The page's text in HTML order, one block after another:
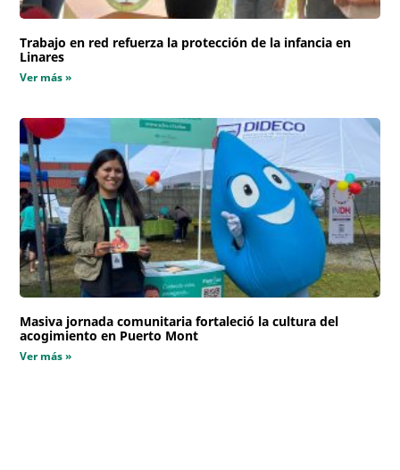
Trabajo en red refuerza la protección de la infancia en
Linares
Ver más »
Masiva jornada comunitaria fortaleció la cultura del
acogimiento en Puerto Mont
Ver más »